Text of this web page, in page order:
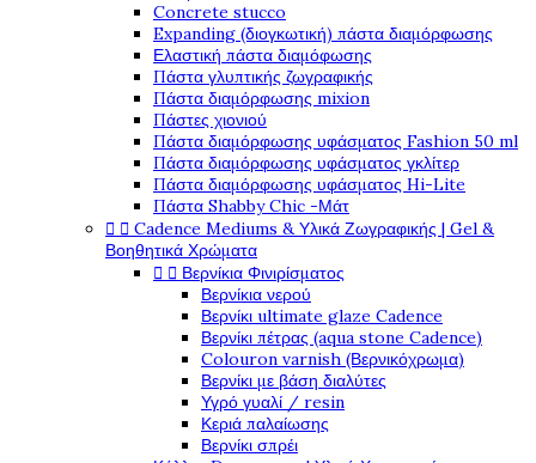
Concrete stucco
Expanding (διογκωτική) πάστα διαμόρφωσης
Ελαστική πάστα διαμόφωσης
Πάστα γλυπτικής ζωγραφικής
Πάστα διαμόρφωσης mixion
Πάστες χιονιού
Πάστα διαμόρφωσης υφάσματος Fashion 50 ml
Πάστα διαμόρφωσης υφάσματος γκλίτερ
Πάστα διαμόρφωσης υφάσματος Hi-Lite
Πάστα Shabby Chic -Μάτ
  Cadence Mediums & Υλικά Ζωγραφικής | Gel &
Βοηθητικά Χρώματα
  Βερνίκια Φινιρίσματος
Βερνίκια νερού
Βερνίκι ultimate glaze Cadence
Βερνίκι πέτρας (aqua stone Cadence)
Colouron varnish (Βερνικόχρωμα)
Βερνίκι με βάση διαλύτες
Υγρό γυαλί / resin
Κεριά παλαίωσης
Βερνίκι σπρέι